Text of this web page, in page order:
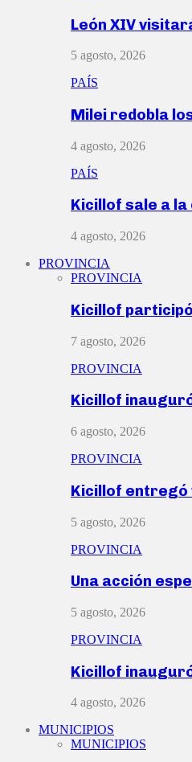
León XIV
5 agosto, 2026
PAÍS
Milei redobla
4 agosto, 2026
PAÍS
Kicillof sale a
4 agosto, 2026
PROVINCIA
PROVINCIA
Kicillof
7 agosto, 2026
PROVINCIA
Kicillof
6 agosto, 2026
PROVINCIA
Kicillof entregó
5 agosto, 2026
PROVINCIA
Una acción
5 agosto, 2026
PROVINCIA
Kicillof
4 agosto, 2026
MUNICIPIOS
MUNICIPIOS